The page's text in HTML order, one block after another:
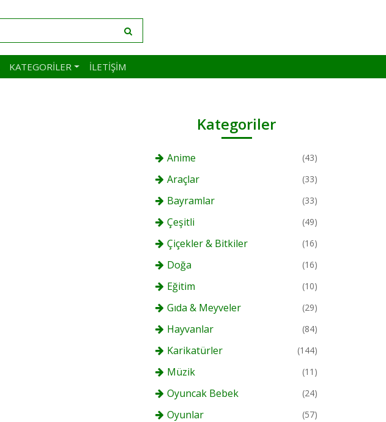
KATEGORILER İLETIŞIM
Kategoriler
Anime (43)
Araçlar (33)
Bayramlar (33)
Çeşitli (49)
Çiçekler & Bitkiler (16)
Doğa (16)
Eğitim (10)
Gıda & Meyveler (29)
Hayvanlar (84)
Karikatürler (144)
Müzik (11)
Oyuncak Bebek (24)
Oyunlar (57)